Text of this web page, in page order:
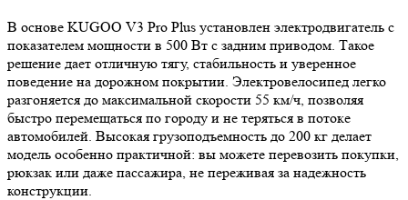
В основе KUGOO V3 Pro Plus установлен электродвигатель с
показателем мощности в 500 Вт с задним приводом. Такое
решение дает отличную тягу, стабильность и уверенное
поведение на дорожном покрытии. Электровелосипед легко
разгоняется до максимальной скорости 55 км/ч, позволяя
быстро перемещаться по городу и не теряться в потоке
автомобилей. Высокая грузоподъемность до 200 кг делает
модель особенно практичной: вы можете перевозить покупки,
рюкзак или даже пассажира, не переживая за надежность
конструкции.